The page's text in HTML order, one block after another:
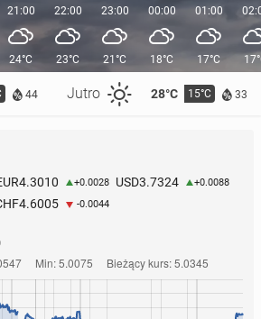
44 Jutro 28°C 15°C 33
21:00
24°C
22:00
23°C
23:00
21°C
00:00
18°C
01:00
17°C
4.3010 +0.0028 USD3.7324 +0.0088
4.6005 -0.0044